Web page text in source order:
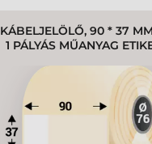
KÁBELJELÖLŐ, 90 * 37
1 PÁLYÁS MŰANYAG